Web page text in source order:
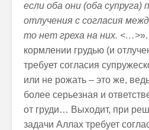
если оба они (оба
отлучения с согласия
то нет греха на них. <…>
кормлении грудью (и
требует согласия
или не рожать – это же,
более серьезная и
от груди… Выходит, при
задачи Аллах требует